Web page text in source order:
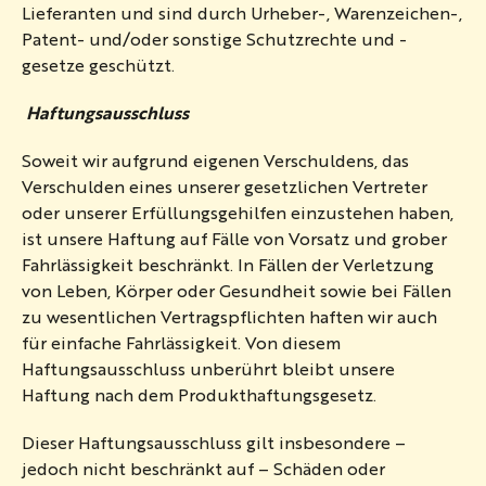
Lieferanten und sind durch Urheber-, Warenzeichen-,
Patent- und/oder sonstige Schutzrechte und -
gesetze geschützt.
Haftungsausschluss
Soweit wir aufgrund eigenen Verschuldens, das
Verschulden eines unserer gesetzlichen Vertreter
oder unserer Erfüllungsgehilfen einzustehen haben,
ist unsere Haftung auf Fälle von Vorsatz und grober
Fahrlässigkeit beschränkt. In Fällen der Verletzung
von Leben, Körper oder Gesundheit sowie bei Fällen
zu wesentlichen Vertragspflichten haften wir auch
für einfache Fahrlässigkeit. Von diesem
Haftungsausschluss unberührt bleibt unsere
Haftung nach dem Produkthaftungsgesetz.
Dieser Haftungsausschluss gilt insbesondere –
jedoch nicht beschränkt auf – Schäden oder